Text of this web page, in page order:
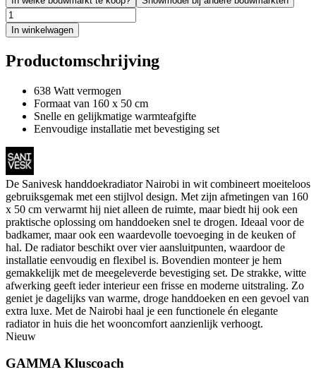
In winkelwagen
Productomschrijving
638 Watt vermogen
Formaat van 160 x 50 cm
Snelle en gelijkmatige warmteafgifte
Eenvoudige installatie met bevestiging set
De Sanivesk handdoekradiator Nairobi in wit combineert moeiteloos
gebruiksgemak met een stijlvol design. Met zijn afmetingen van 160
x 50 cm verwarmt hij niet alleen de ruimte, maar biedt hij ook een
praktische oplossing om handdoeken snel te drogen. Ideaal voor de
badkamer, maar ook een waardevolle toevoeging in de keuken of
hal. De radiator beschikt over vier aansluitpunten, waardoor de
installatie eenvoudig en flexibel is. Bovendien monteer je hem
gemakkelijk met de meegeleverde bevestiging set. De strakke, witte
afwerking geeft ieder interieur een frisse en moderne uitstraling. Zo
geniet je dagelijks van warme, droge handdoeken en een gevoel van
extra luxe. Met de Nairobi haal je een functionele én elegante
radiator in huis die het wooncomfort aanzienlijk verhoogt.
Nieuw
GAMMA Kluscoach